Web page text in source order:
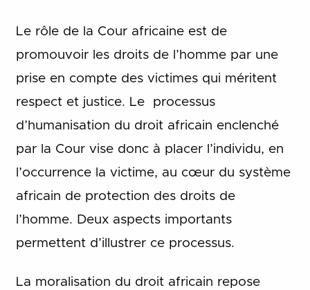
Le rôle de la Cour africaine est de
promouvoir les droits de l’homme par une
prise en compte des victimes qui méritent
respect et justice. Le processus
d’humanisation du droit africain enclenché
par la Cour vise donc à placer l’individu, en
l’occurrence la victime, au cœur du système
africain de protection des droits de
l’homme. Deux aspects importants
permettent d’illustrer ce processus.
La moralisation du droit africain repose